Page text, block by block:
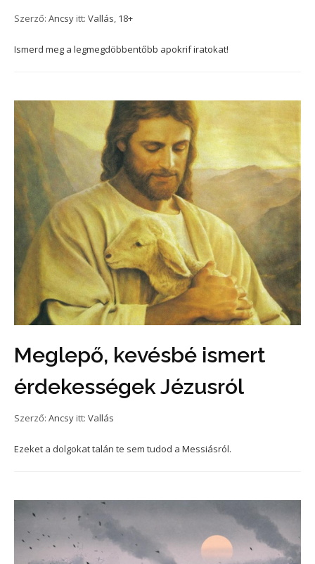
Szerző: Ancsy itt: Vallás, 18+
Ismerd meg a legmegdöbbentőbb apokrif iratokat!
Meglepő, kevésbé ismert
érdekességek Jézusról
Szerző: Ancsy itt: Vallás
Ezeket a dolgokat talán te sem tudod a Messiásról.